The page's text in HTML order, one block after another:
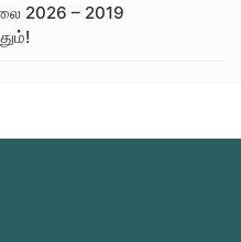
2026 – 2019